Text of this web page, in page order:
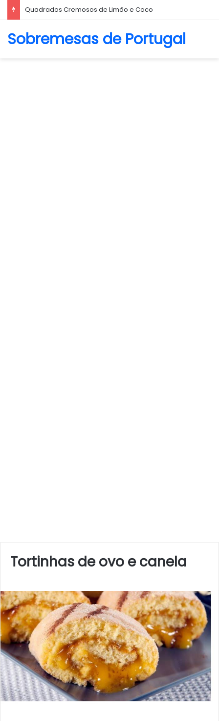
Biscoito Amanteigado
Sobremesas de Portugal
Tortinhas de ovo e canela